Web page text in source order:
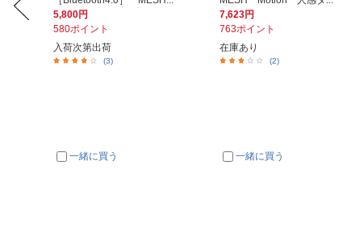
5,800円
580ポイント
入荷次第出荷
(3)
一緒に買う
7,623円
763ポイント
在庫あり
(2)
一緒に買う